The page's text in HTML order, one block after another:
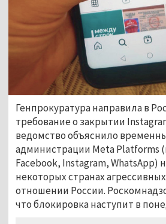
Генпрокуратура направила в
требование о закрытии
ведомство объяснило
администрации Meta Platforms
Facebook, Instagram, WhatsApp)
некоторых странах
отношении России.
что блокировка наступит в